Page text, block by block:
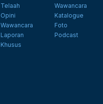
Telaah
Opini
Wawancara
Laporan
Khusus
Wawancara
Katalogue
Foto
Podcast